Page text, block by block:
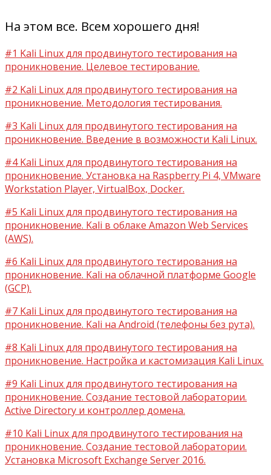
На этом все. Всем хорошего дня!
#1 Kali Linux для продвинутого тестирования на
проникновение. Целевое тестирование.
#2 Kali Linux для продвинутого тестирования на
проникновение. Методология тестирования.
#3 Kali Linux для продвинутого тестирования на
проникновение. Введение в возможности Kali Linux.
#4 Kali Linux для продвинутого тестирования на
проникновение. Установка на Raspberry Pi 4, VMware
Workstation Player, VirtualBox, Docker.
#5 Kali Linux для продвинутого тестирования на
проникновение. Kali в облаке Amazon Web Services
(AWS).
#6 Kali Linux для продвинутого тестирования на
проникновение. Kali на облачной платформе Google
(GCP).
#7 Kali Linux для продвинутого тестирования на
проникновение. Kali на Android (телефоны без рута).
#8 Kali Linux для продвинутого тестирования на
проникновение. Настройка и кастомизация Kali Linux.
#9 Kali Linux для продвинутого тестирования на
проникновение. Создание тестовой лаборатории.
Active Directory и контроллер домена.
#10 Kali Linux для продвинутого тестирования на
проникновение. Создание тестовой лаборатории.
Установка Microsoft Exchange Server 2016.